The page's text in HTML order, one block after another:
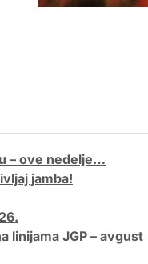
– ove nedelje…
jamba!
linijama JGP – avgust